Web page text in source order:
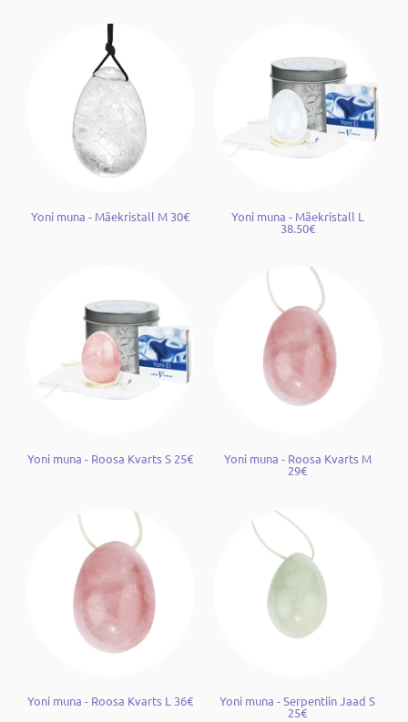
Yoni muna - Mäekristall M 30€ Yoni muna - Mäekristall L
38.50€
Yoni muna - Roosa Kvarts S 25€ Yoni muna - Roosa Kvarts M
29€
Yoni muna - Roosa Kvarts L 36€ Yoni muna - Serpentiin Jaad S
25€